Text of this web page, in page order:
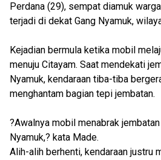
Perdana (29), sempat diamuk
terjadi di dekat Gang Nyamuk,
Kejadian bermula ketika mobil
menuju Citayam. Saat mendekati
Nyamuk, kendaraan tiba-tiba
menghantam bagian tepi jembatan.
?Awalnya mobil menabrak
Nyamuk,? kata Made.
Alih-alih berhenti, kendaraan justru